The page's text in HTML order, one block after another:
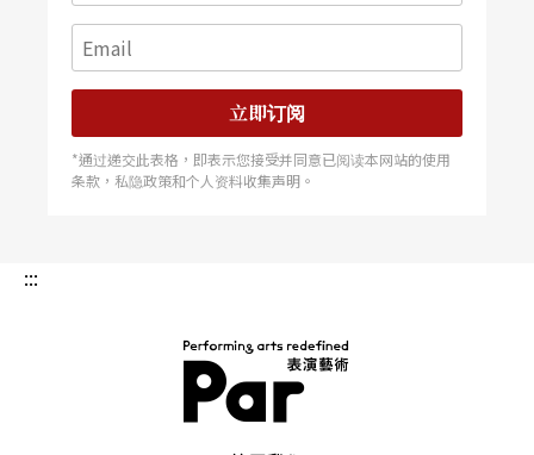
各式交通汇集之处，不论是举办或参访艺文活动，
都是演出团队或是观众的第一考量；宜兰地处「后
山」，先天环境不良，再加上北宜公路和滨海公路
经常性的大塞车，阻碍了表演团队演出地点的选择
和观众看演出的意愿。
询也比较容易获得。台北有各大专院校艺术学院的
学生，成为相关艺文活动的基本「客源」，再加上
立即订阅
*通过递交此表格，即表示您接受并同意已阅读本网站的使用
条款，私隐政策和个人资料收集声明。
:::